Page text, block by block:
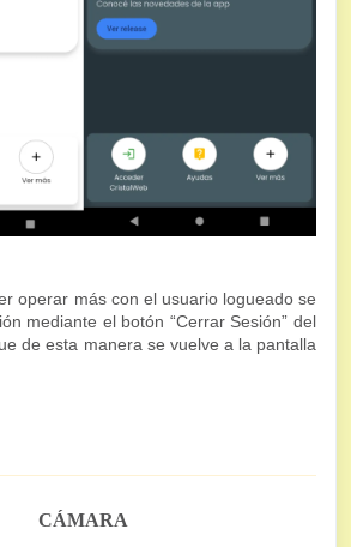
operar más con el usuario logueado se
mediante el botón “Cerrar Sesión” del
de esta manera se vuelve a la pantalla
CÁMARA